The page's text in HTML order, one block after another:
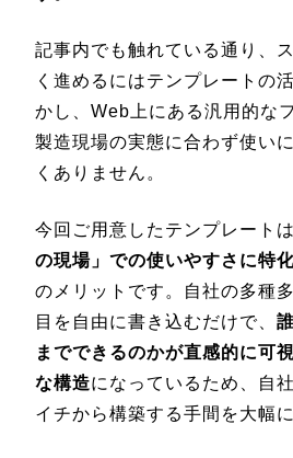
記事内でも触れている通り、
く進めるにはテンプレートの
かし、Web上にある汎用的な
製造現場の実態に合わず使い
くありません。
今回ご用意したテンプレート
の現場」での使いやすさに特
のメリットです。自社の多種
目を自由に書き込むだけで、
までできるのかが直感的に可
な構造になっているため、自
イチから構築する手間を大幅